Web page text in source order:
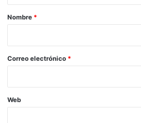
r
*
Nombre *
Correo electrónico *
Web